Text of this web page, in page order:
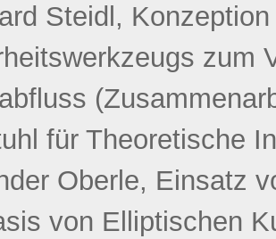
Steidl,
zum
für Theoretische
Oberle, Einsatz
von Elliptischen